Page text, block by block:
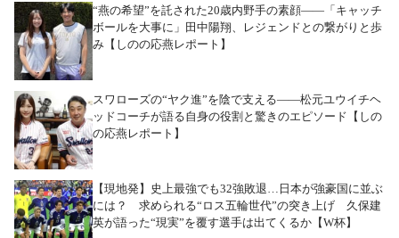
“燕の希望”を託された20歳内野手の素顔――「キャッチ
ボールを大事に」田中陽翔、レジェンドとの繋がりと歩
み【しのの応燕レポート】
スワローズの“ヤク進”を陰で支える――松元ユウイチヘ
ッドコーチが語る自身の役割と驚きのエピソード【しの
の応燕レポート】
【現地発】史上最強でも32強敗退…日本が強豪国に並ぶ
には？ 求められる“ロス五輪世代”の突き上げ 久保建
英が語った“現実”を覆す選手は出てくるか【W杯】